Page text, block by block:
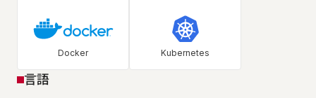
Docker Kubernetes
言語